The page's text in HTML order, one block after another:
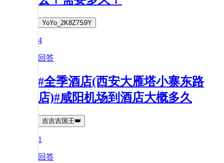
YoYo_2K8Z7S9Y
4
回答
#全季酒店(西安大雁塔小寨东路
店)#咸阳机场到酒店大概多久
吉吉吉国王👑
1
回答